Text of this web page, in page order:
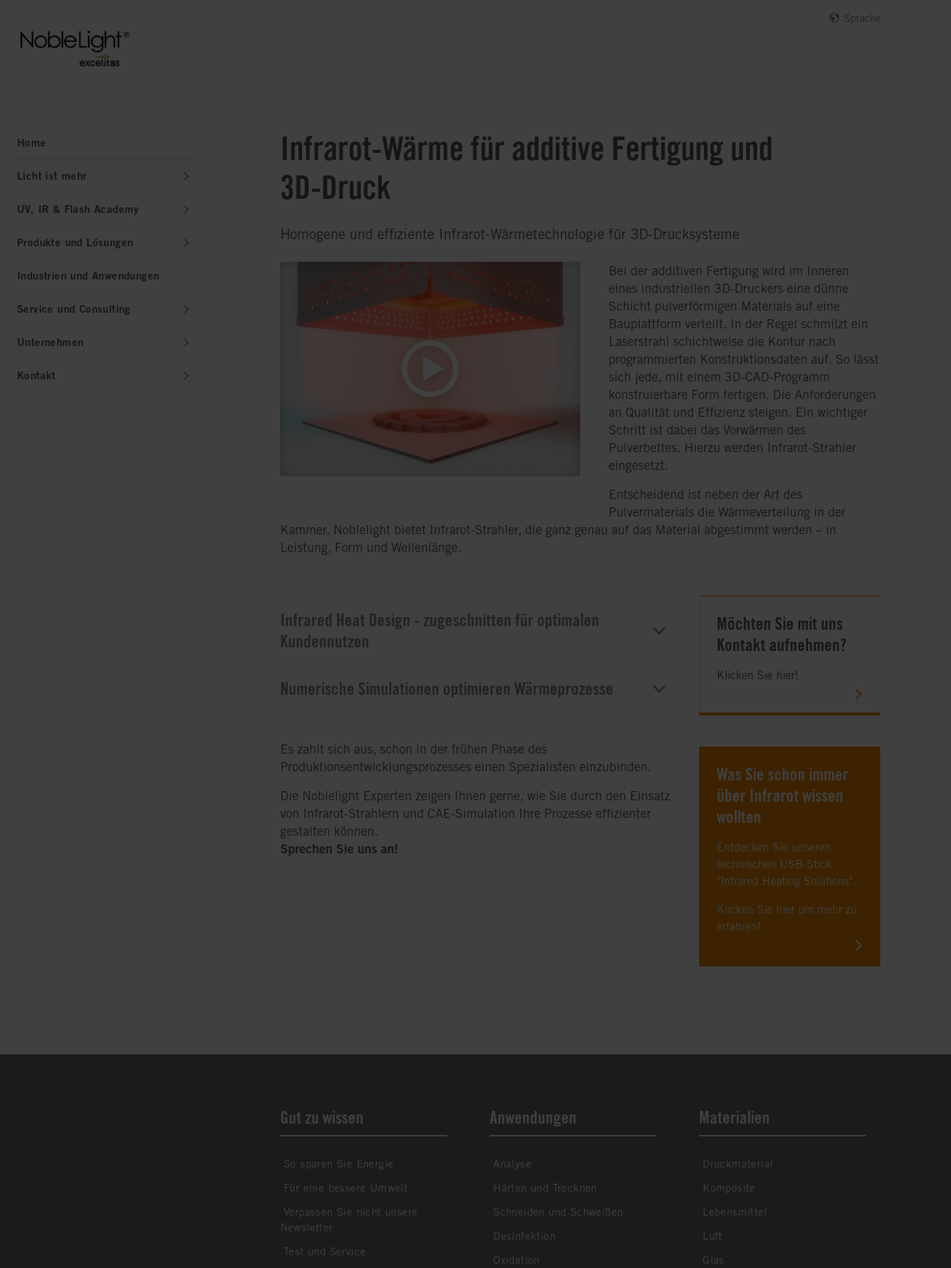
Sprache
Home
Licht ist mehr
UV, IR & Flash Academy
Produkte und Lösungen
Industrien und Anwendungen
Service und Consulting
Unternehmen
Kontakt
Infrarot-Wärme für additive Fertigung und
3D-Druck
Homogene und effiziente Infrarot-Wärmetechnologie für 3D-Drucksysteme
Bei der additiven Fertigung wird im Inneren
eines industriellen 3D-Druckers eine dünne
Schicht pulverförmigen Materials auf eine
Bauplattform verteilt. In der Regel schmilzt ein
Laserstrahl schichtweise die Kontur nach
programmierten Konstruktionsdaten auf. So lässt
sich jede, mit einem 3D-CAD-Programm
konstruierbare Form fertigen. Die Anforderungen
an Qualität und Effizienz steigen. Ein wichtiger
Schritt ist dabei das Vorwärmen des
Pulverbettes. Hierzu werden Infrarot-Strahler
eingesetzt.
Entscheidend ist neben der Art des
Pulvermaterials die Wärmeverteilung in der
Kammer. Noblelight bietet Infrarot-Strahler, die ganz genau auf das Material abgestimmt werden – in
Leistung, Form und Wellenlänge.
Infrared Heat Design - zugeschnitten für optimalen
Kundennutzen
Numerische Simulationen optimieren Wärmeprozesse
Es zahlt sich aus, schon in der frühen Phase des
Produktionsentwicklungsprozesses einen Spezialisten einzubinden.
Die Noblelight Experten zeigen Ihnen gerne, wie Sie durch den Einsatz
von Infrarot-Strahlern und CAE-Simulation Ihre Prozesse effizienter
gestalten können.
Sprechen Sie uns an!
Möchten Sie mit uns
Kontakt aufnehmen?
Klicken Sie hier!
Was Sie schon immer
über Infrarot wissen
wollten
Entdecken Sie unseren
technischen USB-Stick
"Infrared Heating Solutions".
Klicken Sie hier um mehr zu
erfahren!
Gut zu wissen
So sparen Sie Energie
Für eine bessere Umwelt
Verpassen Sie nicht unsere
Newsletter
Test und Service
Anwendungen
Analyse
Härten und Trocknen
Schneiden und Schweißen
Desinfektion
Oxidation
Materialien
Druckmaterial
Komposite
Lebensmittel
Luft
Glas